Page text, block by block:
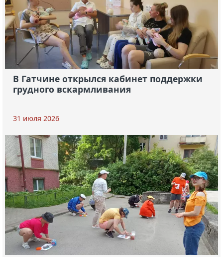
В Гатчине открылся кабинет поддержки
грудного вскармливания
31 июля 2026